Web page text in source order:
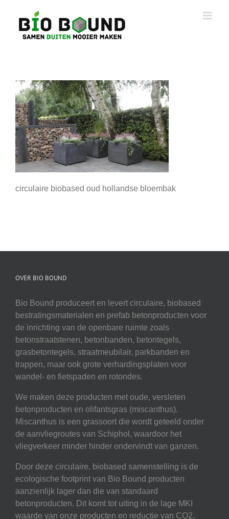
inhoud
circulaire biobased oud hollandse bloembak
OVER BIO BOUND
Bio Bound produceert en levert circulaire, biobased
bestratingsmaterialen en prefab betonproducten voor
de inrichting van de openbare ruimte zoals
betonstraatstenen, betonbanden, betontegels,
grasbetontegels, straatmeubilair, parkbanden en
trappen, maar ook grote verhardingsplaten voor
wandel- en fietspaden en rotondes.
We maken deze producten met oude, versleten
betonproducten en olifantsgras (miscanthus).
Miscanthus is een grassoort die wordt geteeld onder
de aanvliegroutes van Schiphol, waardoor het
vliegverkeer minder hinder ondervindt van ganzen.
Door deze circulaire, biobased samenstelling is de
ecologische footprint van Bio Bound producten
aanzienlijk lager dan die van standaard
betonproducten. Dit komt tot uiting in de lage MKI
waarde van onze producten en reductie van CO2.